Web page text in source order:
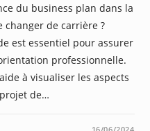
du business plan dans la
changer de carrière ?
est essentiel pour assurer
professionnelle.
à visualiser les aspects
de…